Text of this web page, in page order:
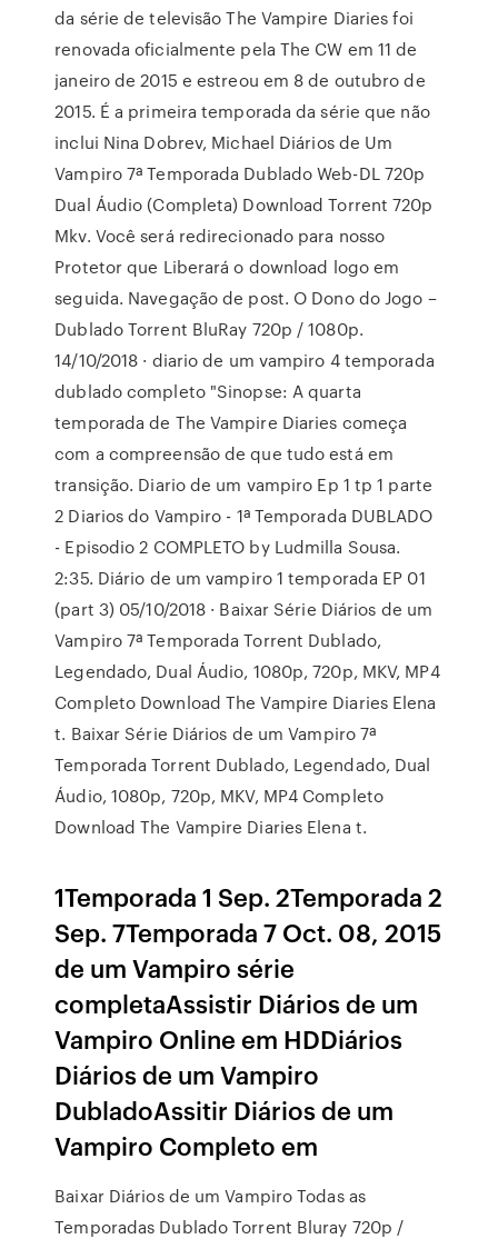
da série de televisão The Vampire Diaries foi
renovada oficialmente pela The CW em 11 de
janeiro de 2015 e estreou em 8 de outubro de
2015. É a primeira temporada da série que não
inclui Nina Dobrev, Michael Diários de Um
Vampiro 7ª Temporada Dublado Web-DL 720p
Dual Áudio (Completa) Download Torrent 720p
Mkv. Você será redirecionado para nosso
Protetor que Liberará o download logo em
seguida. Navegação de post. O Dono do Jogo –
Dublado Torrent BluRay 720p / 1080p.
14/10/2018 · diario de um vampiro 4 temporada
dublado completo "Sinopse: A quarta
temporada de The Vampire Diaries começa
com a compreensão de que tudo está em
transição. Diario de um vampiro Ep 1 tp 1 parte
2 Diarios do Vampiro - 1ª Temporada DUBLADO
- Episodio 2 COMPLETO by Ludmilla Sousa.
2:35. Diário de um vampiro 1 temporada EP 01
(part 3) 05/10/2018 · Baixar Série Diários de um
Vampiro 7ª Temporada Torrent Dublado,
Legendado, Dual Áudio, 1080p, 720p, MKV, MP4
Completo Download The Vampire Diaries Elena
t. Baixar Série Diários de um Vampiro 7ª
Temporada Torrent Dublado, Legendado, Dual
Áudio, 1080p, 720p, MKV, MP4 Completo
Download The Vampire Diaries Elena t.
1Temporada 1 Sep. 2Temporada 2
Sep. 7Temporada 7 Oct. 08, 2015
de um Vampiro série
completaAssistir Diários de um
Vampiro Online em HDDiários
Diários de um Vampiro
DubladoAssitir Diários de um
Vampiro Completo em
Baixar Diários de um Vampiro Todas as
Temporadas Dublado Torrent Bluray 720p /